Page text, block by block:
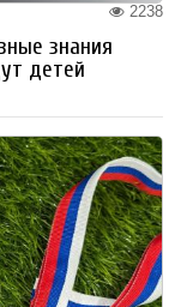
2238
знания
детей